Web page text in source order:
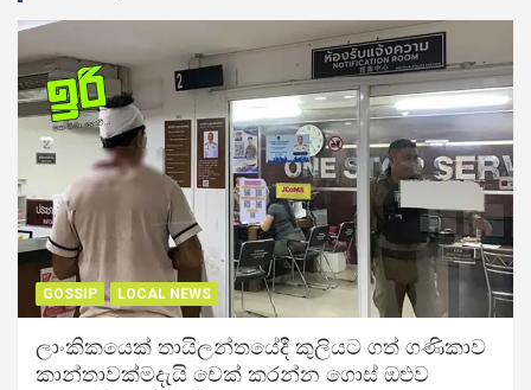
GOSSIP LOCAL NEWS
ලාංකිකයෙක් තායිලන්තයේදී කුලියට ගත් ගණිකාව
කාන්තාවක්මදැයි චෙක් කරන්න ගොස් ඔළුව